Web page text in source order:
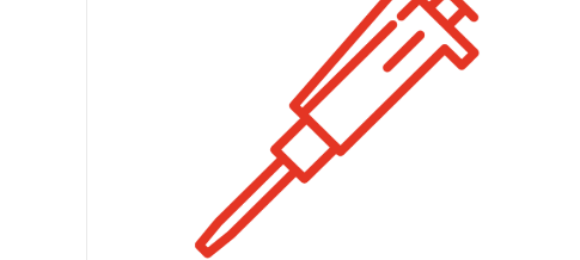
Pipety i akcesoria do pipet
Pozostałe Wyposażenie